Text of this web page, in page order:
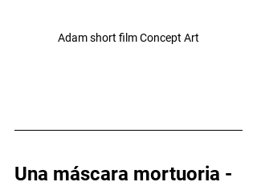
Adam short film Concept Art
Una máscara mortuoria -